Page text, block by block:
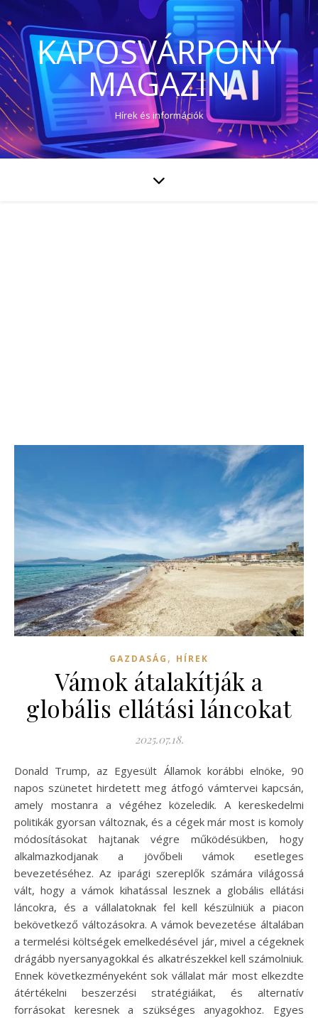
KAPOSVÁRPONY
MAGAZIN
Hírek és információk
GAZDASÁG , HÍREK
Vámok átalakítják a
globális ellátási láncokat
2025.07.18.
Donald Trump, az Egyesült Államok korábbi elnöke, 90
napos szünetet hirdetett meg átfogó vámtervei kapcsán,
amely mostanra a végéhez közeledik. A kereskedelmi
politikák gyorsan változnak, és a cégek már most is komoly
módosításokat hajtanak végre működésükben, hogy
alkalmazkodjanak a jövőbeli vámok esetleges
bevezetéséhez. Az iparági szereplők számára világossá
vált, hogy a vámok kihatással lesznek a globális ellátási
láncokra, és a vállalatoknak fel kell készülniük a piacon
bekövetkező változásokra. A vámok bevezetése általában
a termelési költségek emelkedésével jár, mivel a cégeknek
drágább nyersanyagokkal és alkatrészekkel kell számolniuk.
Ennek következményeként sok vállalat már most elkezdte
átértékelni beszerzési stratégiáikat, és alternatív
forrásokat keresnek a szükséges anyagokhoz. Egyes